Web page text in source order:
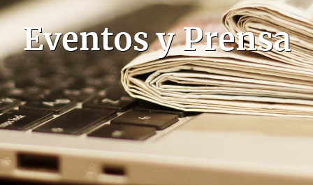
Eventos y Prensa